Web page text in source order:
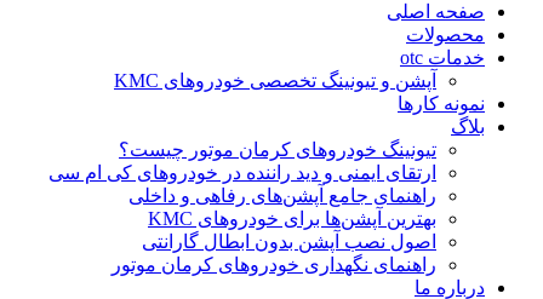
صفحه اصلی
محصولات
خدمات otc
آپشن و تیونینگ تخصصی خودروهای KMC
نمونه کارها
بلاگ
تیونینگ خودروهای کرمان موتور چیست؟
ارتقای ایمنی و دید راننده در خودروهای کی ام سی
راهنمای جامع آپشن‌های رفاهی و داخلی
بهترین آپشن‌ها برای خودروهای KMC
اصول نصب آپشن بدون ابطال گارانتی
راهنمای نگهداری خودروهای کرمان موتور
درباره ما